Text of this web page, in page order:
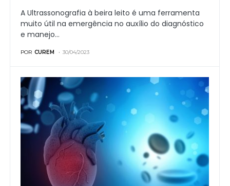
A Ultrassonografia à beira leito é uma ferramenta
muito útil na emergência no auxílio do diagnóstico
e manejo…
POR CUREM 30/04/2023